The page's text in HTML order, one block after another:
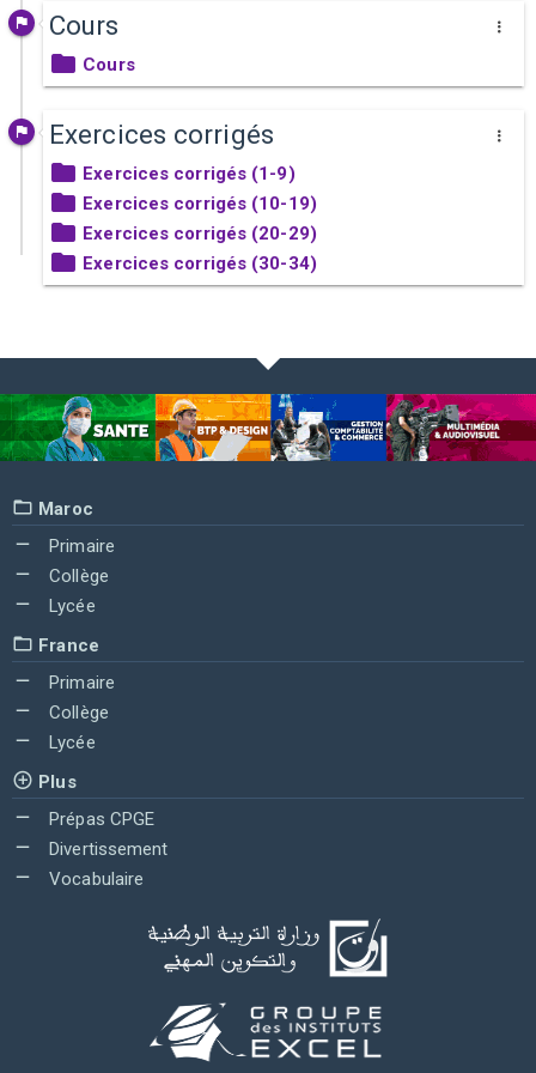
Cours
Cours
Exercices corrigés
Exercices corrigés (1-9)
Exercices corrigés (10-19)
Exercices corrigés (20-29)
Exercices corrigés (30-34)
Maroc
Primaire
Collège
Lycée
France
Primaire
Collège
Lycée
Plus
Prépas CPGE
Divertissement
Vocabulaire